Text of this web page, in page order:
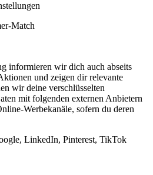
Match
informieren wir dich auch abseits
und zeigen dir relevante
wir deine verschlüsselten
mit folgenden externen Anbietern
Werbekanäle, sofern du deren
LinkedIn, Pinterest, TikTok